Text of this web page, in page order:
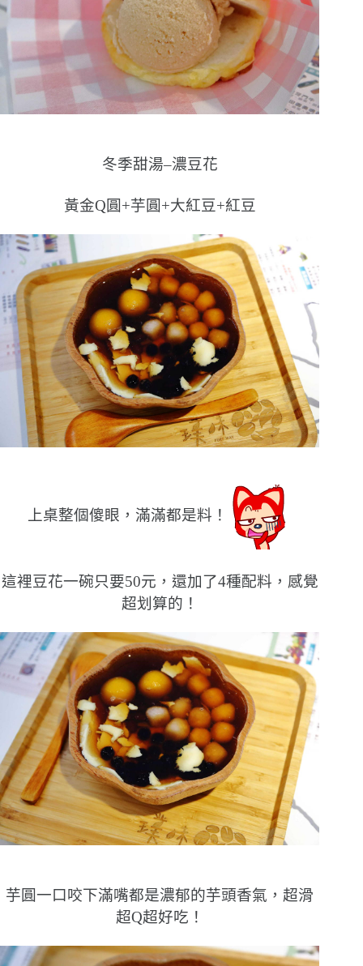
冬季甜湯–濃豆花
黃金Q圓+芋圓+大紅豆+紅豆
上桌整個傻眼，滿滿都是料！
這裡豆花一碗只要50元，還加了4種配料，感覺
超划算的！
芋圓一口咬下滿嘴都是濃郁的芋頭香氣，超滑
超Q超好吃！